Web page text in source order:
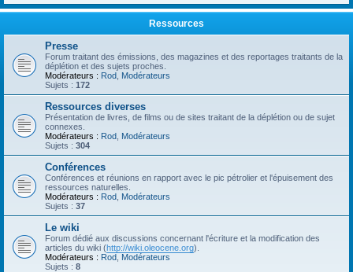
Ressources
Presse
Forum traitant des émissions, des magazines et des reportages traitants de la
déplétion et des sujets proches.
Modérateurs : Rod Modérateurs
Sujets : 172
Ressources diverses
Présentation de livres, de films ou de sites traitant de la déplétion ou de sujet
connexes.
Modérateurs : Rod Modérateurs
Sujets : 304
Conférences
Conférences et réunions en rapport avec le pic pétrolier et l'épuisement des
ressources naturelles.
Modérateurs : Rod Modérateurs
Sujets : 37
Le wiki
Forum dédié aux discussions concernant l'écriture et la modification des
articles du wiki (http://wiki.oleocene.org).
Modérateurs : Rod Modérateurs
Sujets : 8